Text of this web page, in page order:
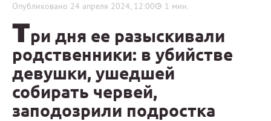
Опубликовано 24 апреля 2024, 12:00 1 мин.
Три дня ее разыскивали
родственники: в убийстве
девушки, ушедшей
собирать червей,
заподозрили подростка